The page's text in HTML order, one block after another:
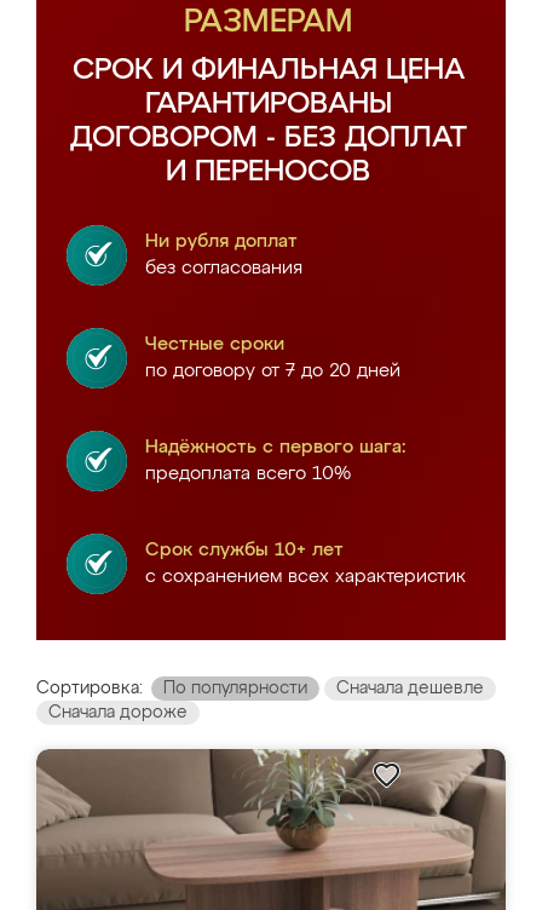
РАЗМЕРАМ
СРОК И ФИНАЛЬНАЯ ЦЕНА
ГАРАНТИРОВАНЫ
ДОГОВОРОМ - БЕЗ ДОПЛАТ
И ПЕРЕНОСОВ
Ни рубля доплат
без согласования
Честные сроки
по договору от 7 до 20 дней
Надёжность с первого шага:
предоплата всего 10%
Срок службы 10+ лет
с сохранением всех характеристик
Сортировка: По популярности
Сначала дешевле
Сначала дороже